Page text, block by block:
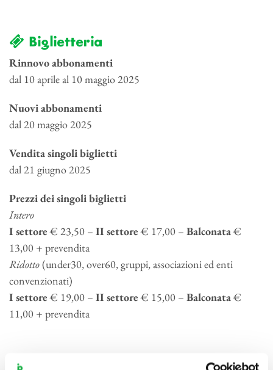
Biglietteria
Rinnovo abbonamenti
dal 10 aprile al 10 maggio 2025
Nuovi abbonamenti
dal 20 maggio 2025
Vendita singoli biglietti
dal 21 giugno 2025
Prezzi dei singoli biglietti
Intero
I settore€ 23,50 – II settore€ 17,00 – Balconata€
13,00 + prevendita
Ridotto(under30, over60, gruppi, associazioni ed enti
convenzionati)
I settore€ 19,00 – II settore€ 15,00 – Balconata€
11,00 + prevendita